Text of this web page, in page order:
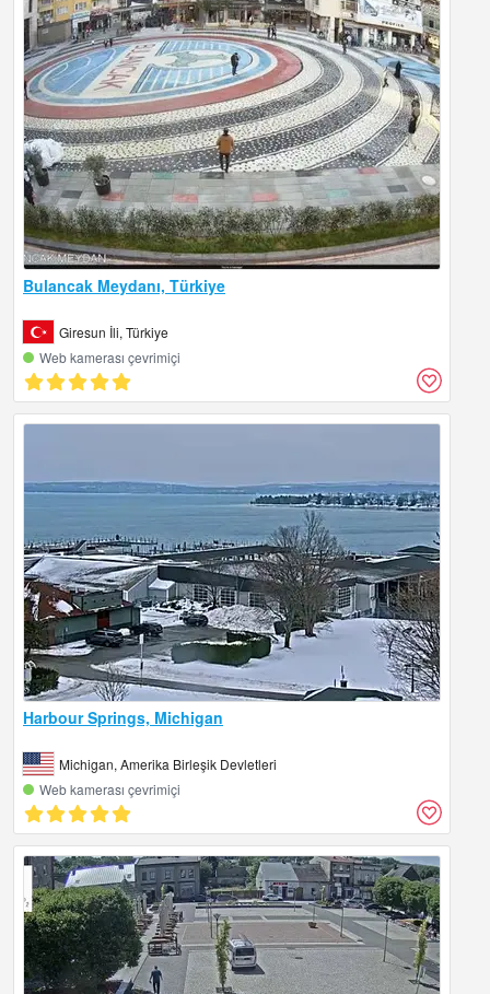
Bulancak Meydanı, Türkiye
Giresun İli, Türkiye
Web kamerası çevrimiçi
Harbour Springs, Michigan
Michigan, Amerika Birleşik Devletleri
Web kamerası çevrimiçi